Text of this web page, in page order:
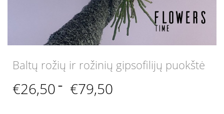
Baltų rožių ir rožinių gipsofilijų puokštė
€26,50 – €79,50